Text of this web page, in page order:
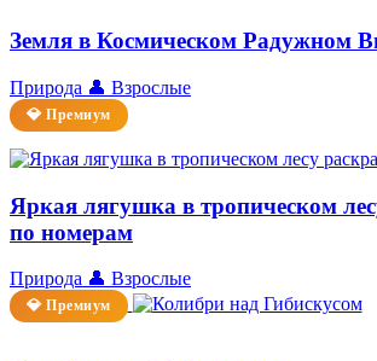
Земля в Космическом Радужном
Природа 👤 Взрослые
💎 Премиум
Яркая лягушка в тропическом
по номерам
Природа 👤 Взрослые
💎 Премиум